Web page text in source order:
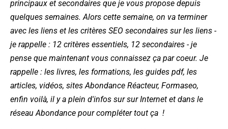
principaux et secondaires que je vous propose depuis
quelques semaines. Alors cette semaine, on va terminer
avec les liens et les critères SEO secondaires sur les liens -
je rappelle : 12 critères essentiels, 12 secondaires - je
pense que maintenant vous connaissez ça par coeur. Je
rappelle : les livres, les formations, les guides pdf, les
articles, vidéos, sites Abondance Réacteur, Formaseo,
enfin voilà, il y a plein d'infos sur sur Internet et dans le
réseau Abondance pour compléter tout ça !